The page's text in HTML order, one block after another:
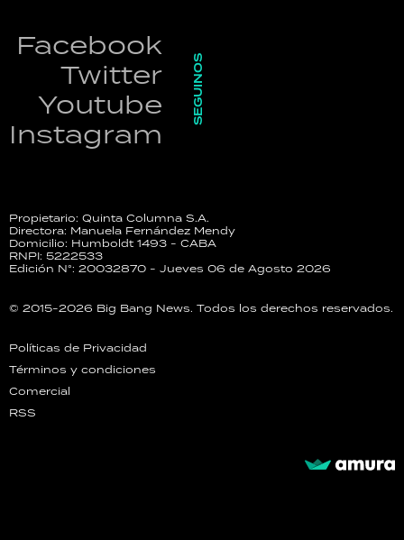
Facebook
Twitter
Youtube
Instagram
SEGUINOS
Propietario: Quinta Columna S.A.
Directora: Manuela Fernández Mendy
Domicilio: Humboldt 1493 - CABA
RNPI: 5222533
Edición N°: 20032870 - Jueves 06 de Agosto 2026
© 2015-2026 Big Bang News. Todos los derechos reservados.
Políticas de Privacidad
Términos y condiciones
Comercial
RSS